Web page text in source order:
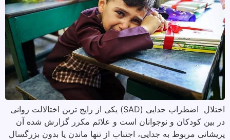
اختلال اضطراب جدایی (SAD) یکی از رایج ترین اختالالت روانی
در بین کودکان و نوجوانان است و علائم مکرر گزارش شده آن
پریشانی مربوط به جدایی، اجتناب از تنها ماندن یا بدون بزرگسال